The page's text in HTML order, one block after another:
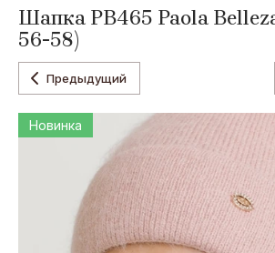
Oxygon
Коллекция
Flamenco
Коллекция
Коллекция
Коллекция
Concept
Коллекция
Шапка РВ465 Paola
56-58)
Предыдущий
Новинка